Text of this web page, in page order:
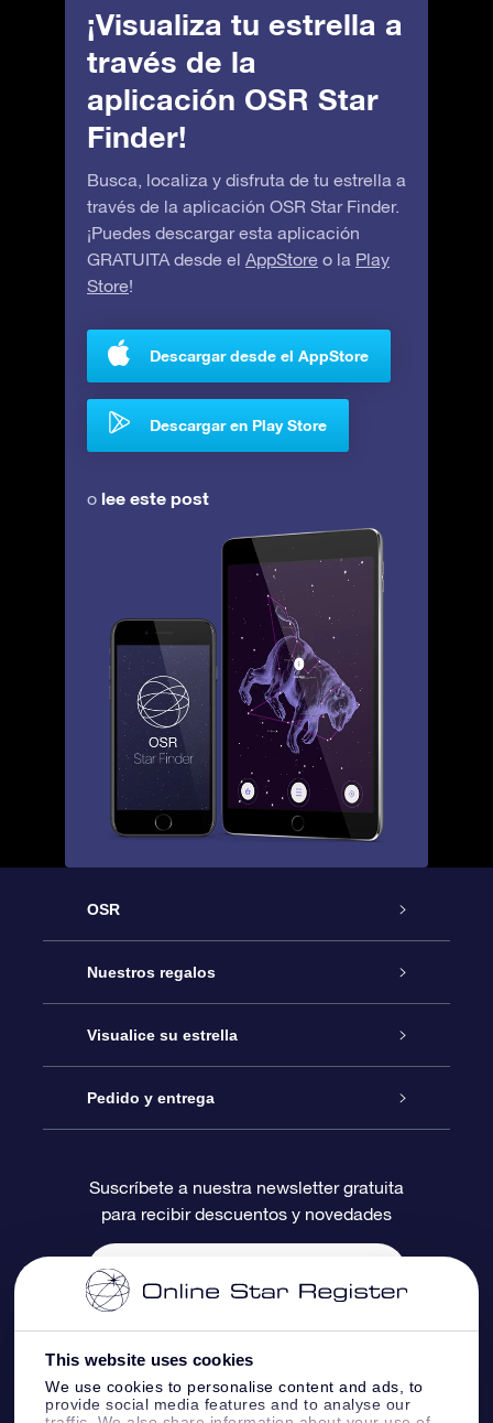
This website uses cookies
We use cookies to personalise content and ads, to
provide social media features and to analyse our
¡Visualiza tu estrella a
través de la
aplicación OSR Star
Finder!
Busca, localiza y disfruta de tu estrella a
través de la aplicación OSR Star Finder.
¡Puedes descargar esta aplicación
GRATUITA desde el AppStore o la Play
Store!
Descargar desde el AppStore
Descargar en Play Store
o lee este post
OSR
Atención
Contáctanos
Blog
Reseñas
Nuestros regalos
Regalo Estrella Online
Paquete de Regalo OSR
Tarjeta de Regalo OSR
Regalos empresariales
Visualice su estrella
Registro estelar
Página de Estrella Personalizada
Un Millón de Estrellas
Aplicación de RV Llévame a las estrellas
Pedido y entrega
Información de Pago
Información de Envío
Constelaciones
Suscríbete a nuestra newsletter gratuita
para recibir descuentos y novedades